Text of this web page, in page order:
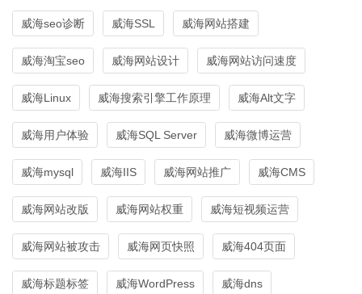
威海seo诊断 威海SSL 威海网站搭建
威海淘宝seo 威海网站设计 威海网站访问速度
威海Linux 威海搜索引擎工作原理 威海Alt文字
威海用户体验 威海SQL Server 威海微博运营
威海mysql 威海IIS 威海网站推广 威海CMS
威海网站改版 威海网站权重 威海短视频运营
威海网站被攻击 威海网页快照 威海404页面
威海标题标签 威海WordPress 威海dns